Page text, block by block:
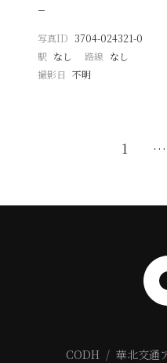
−
写真ID 3704-024321-0
駅 なし 路線 なし
撮影日
不明
1 …
CODH 華北交通